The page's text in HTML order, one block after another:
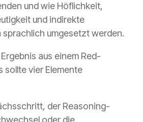
und wie Höflichkeit,
und indirekte
sprachlich umgesetzt werden.
aus einem Red-
sollte vier Elemente
der Reasoning-
oder die